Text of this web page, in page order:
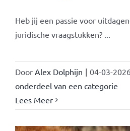
Heb jij een passie voor
juridische vraagstukken? ...
Door Alex Dolphijn | 04-03-
onderdeel van een categorie
Lees Meer